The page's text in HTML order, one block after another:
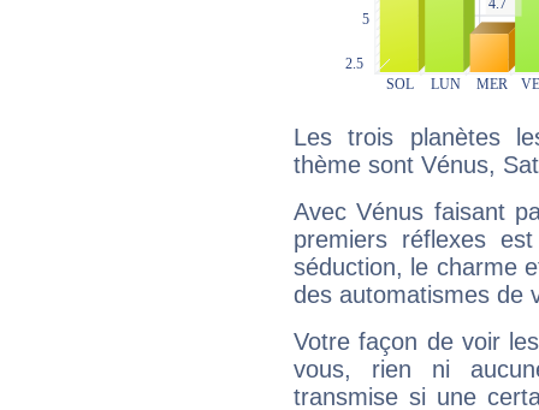
Les trois planètes
thème sont Vénus,
Avec Vénus faisant
premiers réflexes
séduction, le charme
des automatismes de
Votre façon de voir
vous, rien ni
transmise si une